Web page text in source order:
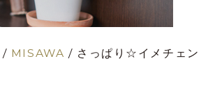
/ MISAWA / さっぱり☆イメチェン